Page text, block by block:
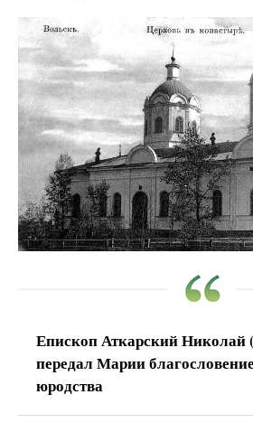
Епископ Аткарский Николай
передал Марии
юродства